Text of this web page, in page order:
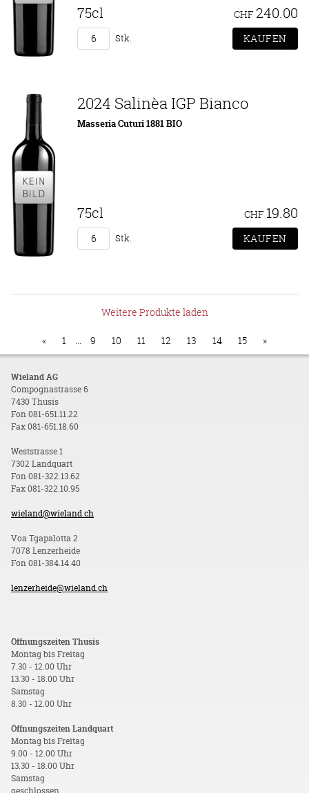
75cl CHF 240.00
Stk.
2024 Salinèa IGP Bianco
Masseria Cuturi 1881 BIO
75cl CHF 19.80
Stk.
Weitere Produkte laden
« 1 ... 9 10 11 12 13 14 15 »
Wieland AG
Compognastrasse 6
7430 Thusis
Fon 081-651.11.22
Fax 081-651.18.60
Weststrasse 1
7302 Landquart
Fon 081-322.13.62
Fax 081-322.10.95
wieland@wieland.ch
Voa Tgapalotta 2
7078 Lenzerheide
Fon 081-384.14.40
lenzerheide@wieland.ch
Öffnungszeiten Thusis
Montag bis Freitag
7.30 - 12.00 Uhr
13.30 - 18.00 Uhr
Samstag
8.30 - 12.00 Uhr
Öffnungszeiten Landquart
Montag bis Freitag
9.00 - 12.00 Uhr
13.30 - 18.00 Uhr
Samstag
geschlossen